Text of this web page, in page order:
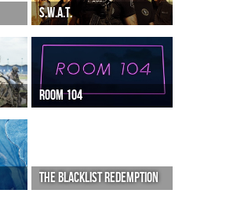
S.W.A.T.
ROOM 104
THE BLACKLIST REDEMPTION